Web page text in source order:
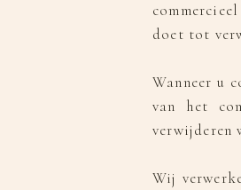
doet tot
Wanneer u
van het
verwijderen
Wij